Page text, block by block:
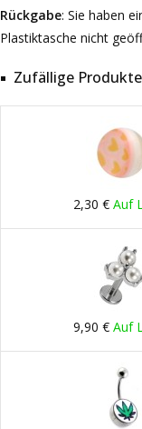
Rückgabe: Sie haben
Plastiktasche nicht
Zufällige
2,30 €Auf
9,90 €Auf